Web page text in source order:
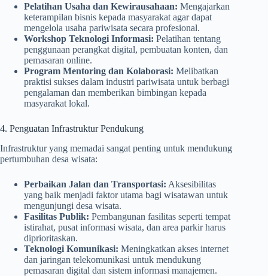
Pelatihan Usaha dan Kewirausahaan: Mengajarkan
keterampilan bisnis kepada masyarakat agar dapat
mengelola usaha pariwisata secara profesional.
Workshop Teknologi Informasi: Pelatihan tentang
penggunaan perangkat digital, pembuatan konten, dan
pemasaran online.
Program Mentoring dan Kolaborasi: Melibatkan
praktisi sukses dalam industri pariwisata untuk berbagi
pengalaman dan memberikan bimbingan kepada
masyarakat lokal.
4. Penguatan Infrastruktur Pendukung
Infrastruktur yang memadai sangat penting untuk mendukung
pertumbuhan desa wisata:
Perbaikan Jalan dan Transportasi: Aksesibilitas
yang baik menjadi faktor utama bagi wisatawan untuk
mengunjungi desa wisata.
Fasilitas Publik: Pembangunan fasilitas seperti tempat
istirahat, pusat informasi wisata, dan area parkir harus
diprioritaskan.
Teknologi Komunikasi: Meningkatkan akses internet
dan jaringan telekomunikasi untuk mendukung
pemasaran digital dan sistem informasi manajemen.